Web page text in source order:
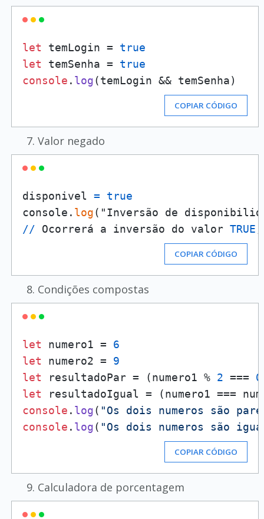
let temLogin = true
let temSenha = true
console . log
COPIAR CÓDIGO
Valor negado
disponivel =
true
console. log("Inversão de
// Ocorrerá a inversão do valor TRUE
COPIAR CÓDIGO
Condições compostas
let numero1 = 6
let numero2 = 9
let resultadoPar = (numero1 % 2 === 0
let
console . log( "Os dois numeros são
console . log( "Os dois numeros são
COPIAR CÓDIGO
Calculadora de porcentagem